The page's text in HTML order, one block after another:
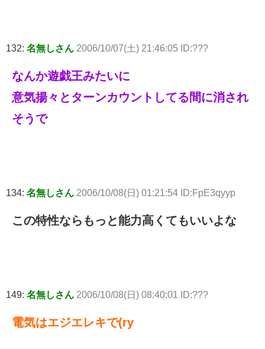
132: 名無しさん 2006/10/07(土) 21:46:05 ID:???
なんか遊戯王みたいに
意気揚々とターンカウントしてる間に消され
そうで
134: 名無しさん 2006/10/08(日) 01:21:54 ID:FpE3qyyp
この特性ならもっと能力高くてもいいよな
149: 名無しさん 2006/10/08(日) 08:40:01 ID:???
電気はエジエレキで(ry